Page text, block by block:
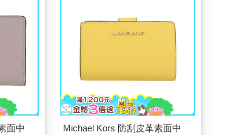
面中
Michael Kors 防刮皮革素面中